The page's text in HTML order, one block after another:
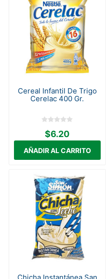
Cereal Infantil De Trigo
Cerelac 400 Gr.
$6.20